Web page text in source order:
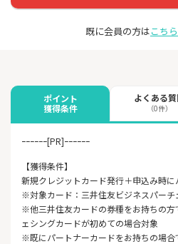
既に会員の方はこち
ポイント
獲得条件
よくある
（0件）
ｰｰｰｰｰｰ[PR]ｰｰｰｰｰｰ
【獲得条件】
新規クレジットカード発行＋申込み時
※対象カード：三井住友ビジネスパーチ
※他三井住友カードの券種をお持ちの
ェシングカードが初めての場合対象
※既にパートナーカードをお持ちの場